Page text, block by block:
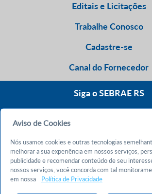
Editais e Licitações
Trabalhe Conosco
Cadastre-se
Canal do Fornecedor
Siga o SEBRAE RS
Atendimento 24h
Chame no WhatsApp
Aviso de Cookies
Nós usamos cookies e outras tecnologias
melhorar a sua experiência em nossos serviços,
publicidade e recomendar conteúdo de seu
nossos serviços, você concorda com tal
em nossa
Política de Privacidade